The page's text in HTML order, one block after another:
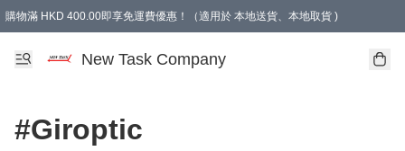
購物滿 HKD 400.00即享免運費優惠！（適用於 本地送貨、本地取貨 )
New Task Company
#Giroptic